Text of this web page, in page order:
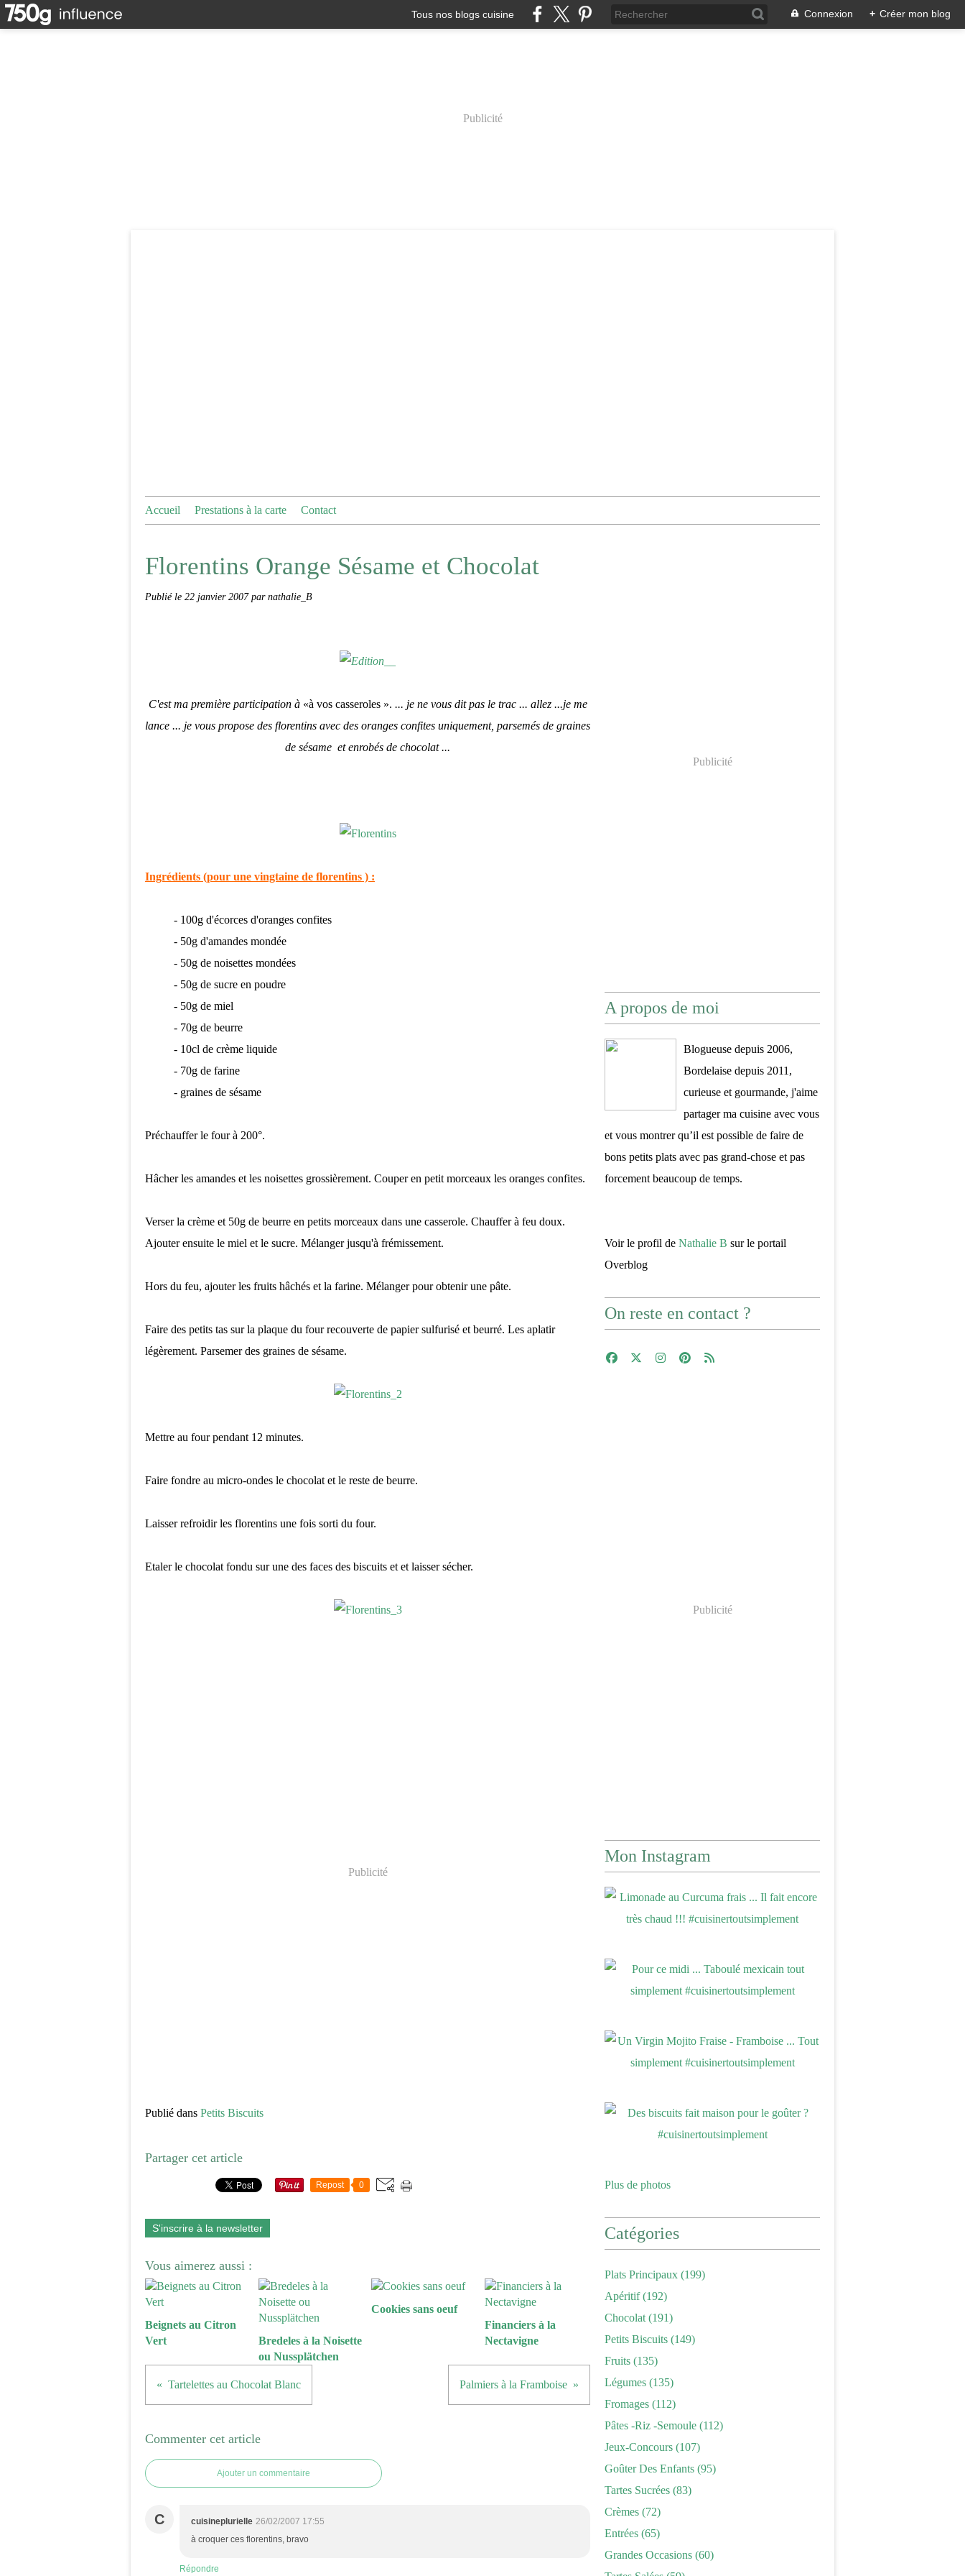
Tous nos blogs cuisine Connexion + Créer mon blog
Publicité
Accueil Prestations à la carte Contact
Florentins Orange Sésame et Chocolat
Publié le 22 janvier 2007par nathalie_B
C'est ma première participation à «à vos casseroles ». ... je ne vous dit pas le trac ... allez ...je me
lance ... je vous propose des florentins avec des oranges confites uniquement, parsemés de graines
de sésame et enrobés de chocolat ...
Ingrédients (pour une vingtaine de florentins ) :
- 100g d'écorces d'oranges confites
- 50g d'amandes mondée
- 50g de noisettes mondées
- 50g de sucre en poudre
- 50g de miel
- 70g de beurre
- 10cl de crème liquide
- 70g de farine
- graines de sésame
Préchauffer le four à 200°.
Hâcher les amandes et les noisettes grossièrement. Couper en petit morceaux les oranges confites.
Verser la crème et 50g de beurre en petits morceaux dans une casserole. Chauffer à feu doux.
Ajouter ensuite le miel et le sucre. Mélanger jusqu'à frémissement.
Hors du feu, ajouter les fruits hâchés et la farine. Mélanger pour obtenir une pâte.
Faire des petits tas sur la plaque du four recouverte de papier sulfurisé et beurré. Les aplatir
légèrement. Parsemer des graines de sésame.
Mettre au four pendant 12 minutes.
Faire fondre au micro-ondes le chocolat et le reste de beurre.
Laisser refroidir les florentins une fois sorti du four.
Etaler le chocolat fondu sur une des faces des biscuits et et laisser sécher.
Publicité
Publié dans Petits Biscuits
Partager cet article
Repost 0
S'inscrire à la newsletter
Vous aimerez aussi :
Beignets au Citron
Vert
Bredeles à la Noisette
ou Nussplätchen
Cookies sans oeuf
Financiers à la
Nectavigne
Tartelettes au Chocolat Blanc Palmiers à la Framboise
Commenter cet article
Ajouter un commentaire
C cuisineplurielle 26/02/2007 17:55
à croquer ces florentins, bravo
Répondre
Publicité
A propos de moi
Blogueuse depuis 2006,
Bordelaise depuis 2011,
curieuse et gourmande, j'aime
partager ma cuisine avec vous
et vous montrer qu’il est possible de faire de
bons petits plats avec pas grand-chose et pas
forcement beaucoup de temps.
Voir le profil de Nathalie B sur le portail
Overblog
On reste en contact ?
Publicité
Mon Instagram
Plus de photos
Catégories
Plats Principaux (199)
Apéritif(192)
Chocolat (191)
Petits Biscuits (149)
Fruits (135)
Légumes (135)
Fromages (112)
Pâtes -riz -semoule (112)
Jeux-Concours (107)
Goûter Des Enfants (95)
Tartes Sucrées (83)
Crèmes (72)
Entrées (65)
Grandes Occasions (60)